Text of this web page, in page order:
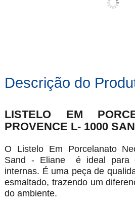
Descrição do
LISTELO EM
PROVENCE L- 1000
O Listelo Em Porcelanato
Sand - Eliane é ideal para
internas. É uma peça de
esmaltado, trazendo um
do ambiente.